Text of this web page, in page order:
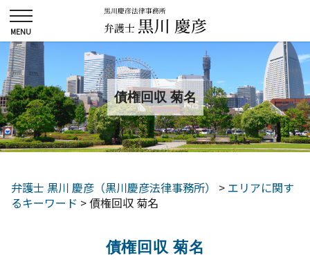
債権回収 菊名
弁護士 黒川 慶彦（黒川慶彦法律事務所） > エリアに関す
るキーワード >債権回収 菊名
債権回収 菊名